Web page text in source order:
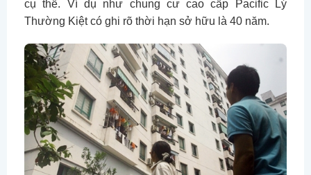
cụ thể. Ví dụ như chung cư cao cấp Pacific Lý
Thường Kiệt có ghi rõ thời hạn sở hữu là 40 năm.